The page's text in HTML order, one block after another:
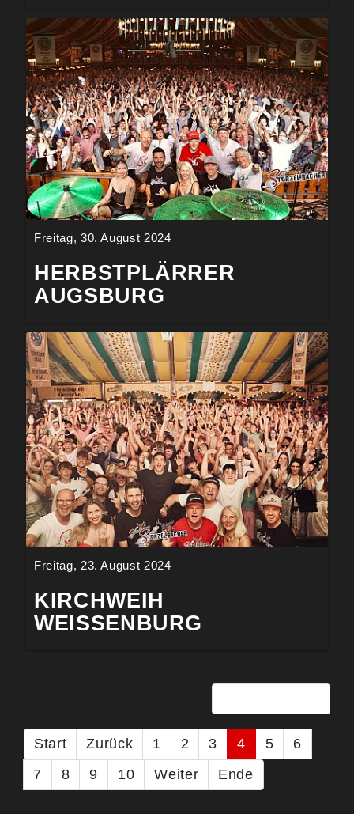
Freitag, 30. August 2024
HERBSTPLÄRRER
AUGSBURG
Freitag, 23. August 2024
KIRCHWEIH
WEISSENBURG
Start Zurück 1 2 3 4 5
6
7
8 9 10 Weiter Ende